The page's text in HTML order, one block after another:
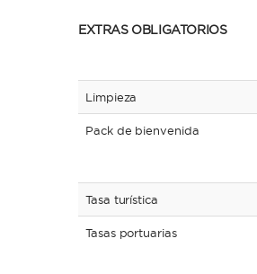
EXTRAS OBLIGATORIOS
Limpieza
Pack de bienvenida
Tasa turística
Tasas portuarias